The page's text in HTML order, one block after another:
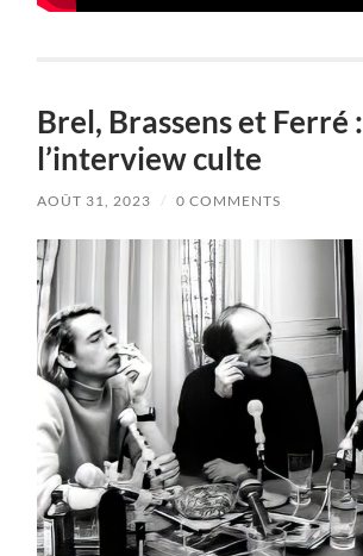
Brel, Brassens et Ferré :
l’interview culte
AOÛT 31, 2023 / 0 COMMENTS